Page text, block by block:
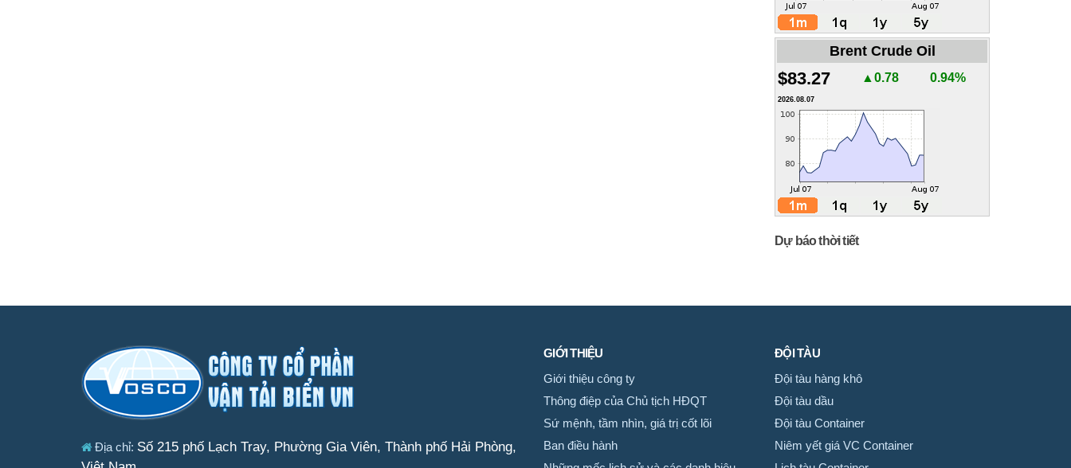
Brent Crude Oil
$83.27 ▲0.78 0.94%
2026.08.07
Dự báo thời tiết
Địa chỉ: Số 215 phố Lạch Tray, Phường Gia Viên, Thành phố Hải Phòng,
GIỚI THIỆU
Giới thiệu công ty
Thông điệp của Chủ tịch HĐQT
Sứ mệnh, tầm nhìn, giá trị cốt lõi
Ban điều hành
ĐỘI TÀU
Đội tàu hàng khô
Đội tàu dầu
Đội tàu Container
Niêm yết giá VC Container